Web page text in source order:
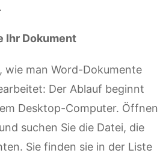
Ihr Dokument
wie man Word-Dokumente
Der Ablauf beginnt
Desktop-Computer. Öffnen
suchen Sie die Datei, die
Sie finden sie in der Liste